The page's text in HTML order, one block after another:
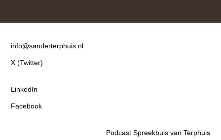
Contact
info@sanderterphuis.nl
X (Twitter)
LinkedIn
Facebook
Podcast Spreekbuis van Terphuis